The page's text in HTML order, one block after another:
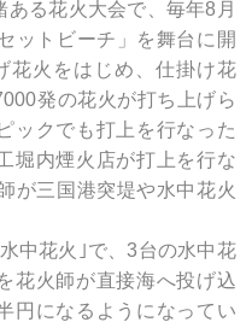
る花火大会で、毎年8月
ットビーチ」を舞台に開
花火をはじめ、仕掛け花
発の花火が打ち上げら
ックでも打上を行なった
堀内煙火店が打上を行な
が三国港突堤や水中花火
中花火｣で、3台の水中花
花火師が直接海へ投げ込
円になるようになってい